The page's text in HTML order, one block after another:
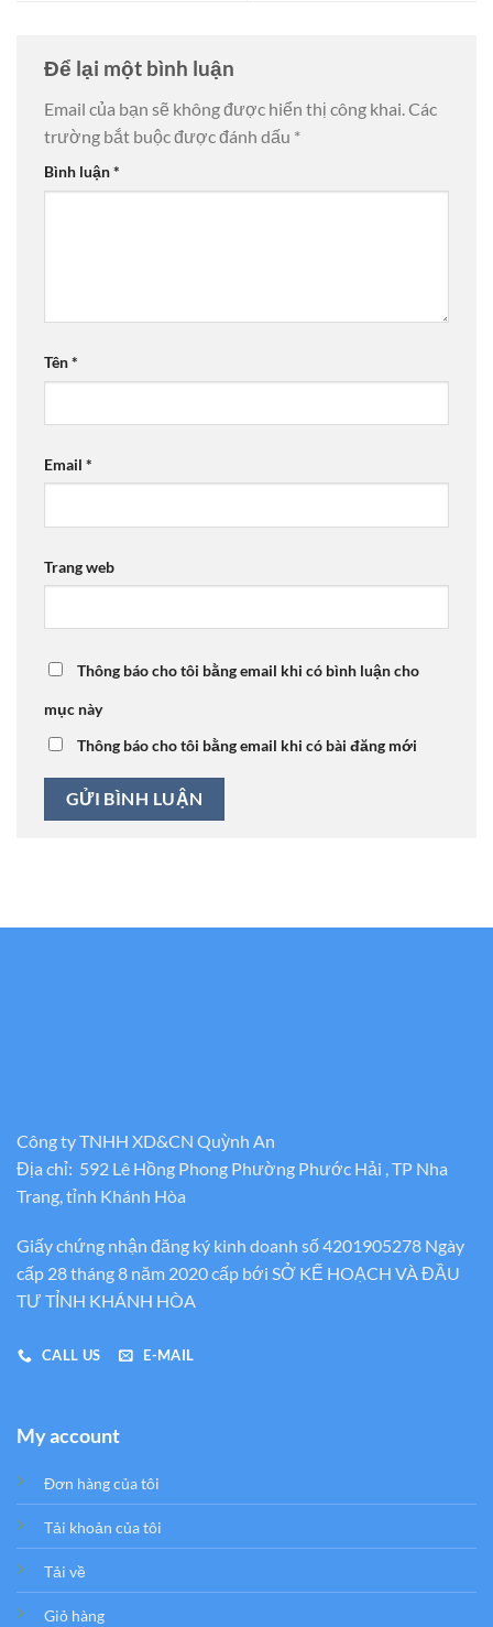
Để lại một bình luận
Email của bạn sẽ không được hiển thị công khai.Các
trường bắt buộc được đánh dấu *
Bình luận*
Tên*
Email *
Trang web
Thông báo cho tôi bằng email khi có bình luận cho
mục này
Thông báo cho tôi bằng email khi có bài đăng mới
Công ty TNHH XD&CN Quỳnh An
Địa chỉ: 592 Lê Hồng Phong Phường Phước Hải , TP Nha
Trang, tỉnh Khánh Hòa
Giấy chứng nhận đăng ký kinh doanh số 4201905278 Ngày
cấp 28 tháng 8 năm 2020 cấp bới SỞ KẾ HOẠCH VÀ ĐẦU
TƯ TỈNH KHÁNH HÒA
CALL US E-MAIL
My account
Đơn hàng của tôi
Tải khoản của tôi
Tải về
Giỏ hàng